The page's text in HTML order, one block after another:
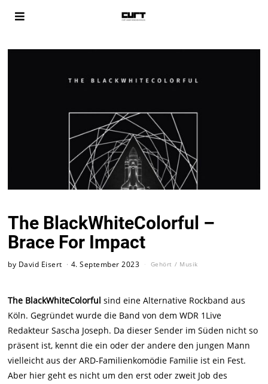
The BlackWhiteColorful –
Brace For Impact
by David Eisert 4. September 2023 Gehört / Musik
The BlackWhiteColorful sind eine Alternative Rockband aus
Köln. Gegründet wurde die Band von dem WDR 1Live
Redakteur Sascha Joseph. Da dieser Sender im Süden nicht so
präsent ist, kennt die ein oder der andere den jungen Mann
vielleicht aus der ARD-Familienkomödie Familie ist ein Fest.
Aber hier geht es nicht um den erst oder zweit Job des